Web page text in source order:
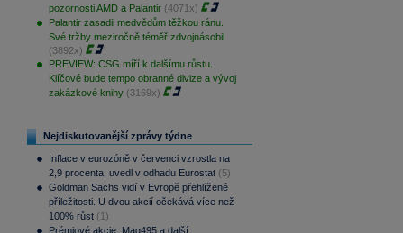
pozornosti AMD a Palantir (4071x)
Palantir zasadil medvědům těžkou ránu.
Své tržby meziročně téměř zdvojnásobil
(3892x)
PREVIEW: CSG míří k dalšímu růstu.
Klíčové bude tempo obranné divize a vývoj
zakázkové knihy (3169x)
Nejdiskutovanější zprávy týdne
Inflace v eurozóně v červenci vzrostla na
2,9 procenta, uvedl v odhadu Eurostat (5)
Goldman Sachs vidí v Evropě přehlížené
příležitosti. U dvou akcií očekává více než
100% růst (1)
Prémiové akcie, Mag495 a další